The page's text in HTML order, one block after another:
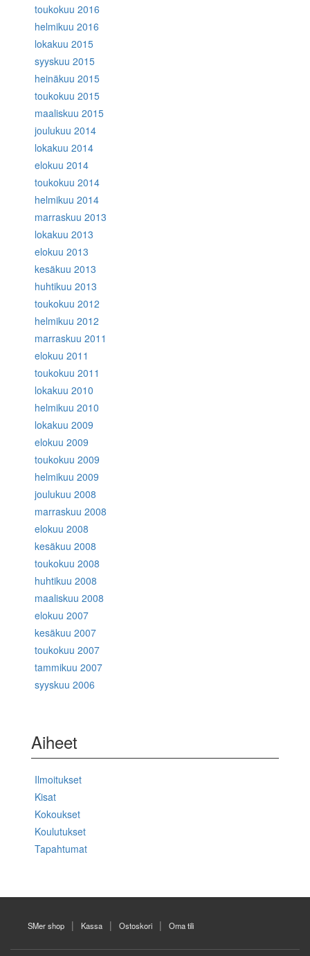
toukokuu 2016
helmikuu 2016
lokakuu 2015
syyskuu 2015
heinäkuu 2015
toukokuu 2015
maaliskuu 2015
joulukuu 2014
lokakuu 2014
elokuu 2014
toukokuu 2014
helmikuu 2014
marraskuu 2013
lokakuu 2013
elokuu 2013
kesäkuu 2013
huhtikuu 2013
toukokuu 2012
helmikuu 2012
marraskuu 2011
elokuu 2011
toukokuu 2011
lokakuu 2010
helmikuu 2010
lokakuu 2009
elokuu 2009
toukokuu 2009
helmikuu 2009
joulukuu 2008
marraskuu 2008
elokuu 2008
kesäkuu 2008
toukokuu 2008
huhtikuu 2008
maaliskuu 2008
elokuu 2007
kesäkuu 2007
toukokuu 2007
tammikuu 2007
syyskuu 2006
Aiheet
Ilmoitukset
Kisat
Kokoukset
Koulutukset
Tapahtumat
SMer shop Kassa Ostoskori Oma tili